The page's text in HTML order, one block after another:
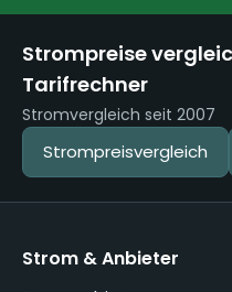
Strompreise
Tarifrechner
Stromvergleich seit 2007
Strompreisvergleich
Strom & Anbieter